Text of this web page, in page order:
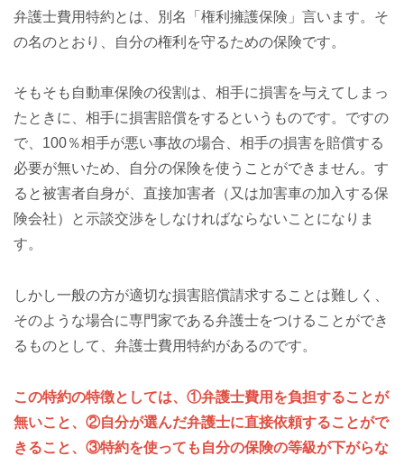
弁護士費用特約とは、別名「権利擁護保険」言います。そ
の名のとおり、自分の権利を守るための保険です。
そもそも自動車保険の役割は、相手に損害を与えてしまっ
たときに、相手に損害賠償をするというものです。ですの
で、100％相手が悪い事故の場合、相手の損害を賠償する
必要が無いため、自分の保険を使うことができません。す
ると被害者自身が、直接加害者（又は加害車の加入する保
険会社）と示談交渉をしなければならないことになりま
す。
しかし一般の方が適切な損害賠償請求することは難しく、
そのような場合に専門家である弁護士をつけることができ
るものとして、弁護士費用特約があるのです。
この特約の特徴としては、①弁護士費用を負担することが
無いこと、②自分が選んだ弁護士に直接依頼することがで
きること、③特約を使っても自分の保険の等級が下がらな